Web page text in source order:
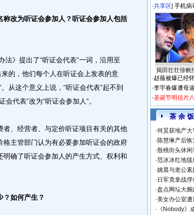
改为听证会参加人？听证会参加人包括
法》提出了“听证会代表”一词，沿用至
的，他们每个人在听证会上发表的意
从这个意义上说，“听证会代表”起不到
代表”改为“听证会参加人”。
、经营者、与定价听证项目有关的其他
主管部门认为有必要参加听证会的政府
确了听证会参加人的产生方式、权利和
？如何产生？
·共享区 手机病
揭田壮壮徐帆
·赵薇被爆已经
·李宇春爆遭母
·圣诞节明信片
茶 余
·何炅获地产
·陈慧琳产后
·殷桃街头休
·范冰冰红地
·姚晨与老公
· 日军竟拿战俘
·盘点网坛大
·美女办公室
· 《Nobody》